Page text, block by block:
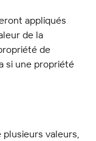
appliqués
de la
de
si une propriété
valeurs,